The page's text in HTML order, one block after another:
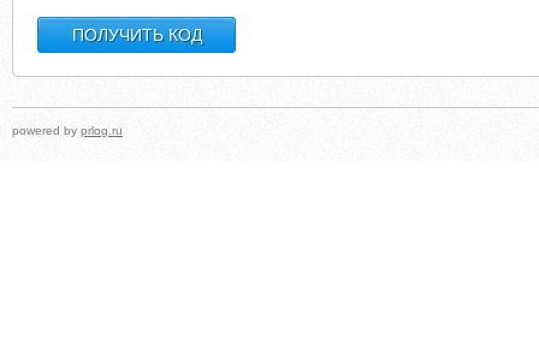
powered by prlog.ru